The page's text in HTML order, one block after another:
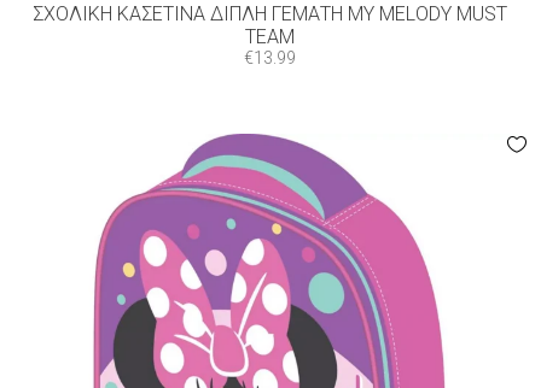
ΣΧΟΛΙΚΉ ΚΑΣΕΤΊΝΑ ΔΙΠΛΉ ΓΕΜΆΤΗ MY MELΟDY MUST
TEAM
€13.99